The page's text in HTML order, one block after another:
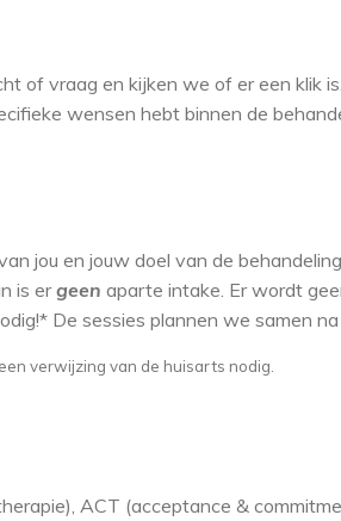
of vraag en kijken we of er een klik
wensen hebt binnen de
jou en jouw doel van de
is ergeen aparte intake. Er wordt
De sessies plannen we samen na
verwijzing van de huisarts nodig.
ACT (acceptance &